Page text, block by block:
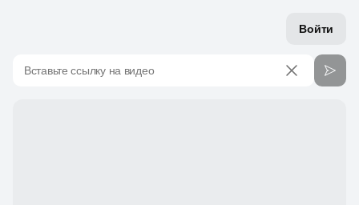
Войти
Вставьте ссылку на видео